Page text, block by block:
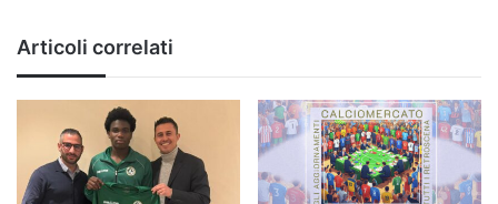
qualcosa
in
più
questo
Articoli correlati